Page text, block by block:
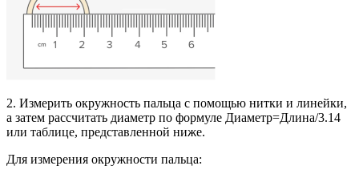
2. Измерить окружность пальца с помощью нитки и линейки,
а затем рассчитать диаметр по формуле Диаметр=Длина/3.14
или таблице, представленной ниже.
Для измерения окружности пальца: